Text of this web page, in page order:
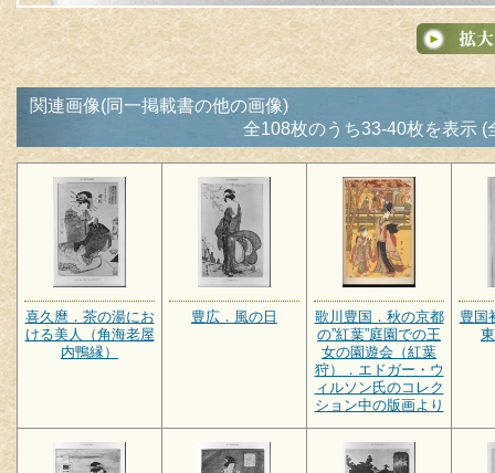
関連画像(同一掲載書の他の画像)
全108枚のうち33-40枚を表示 (
喜久麿．茶の湯にお
ける美人（角海老屋
内鴨縁）
豊広．風の日
歌川豊国．秋の京都
の”紅葉”庭園での王
女の園遊会（紅葉
狩）．エドガー・ウ
ィルソン氏のコレク
ション中の版画より
豊国